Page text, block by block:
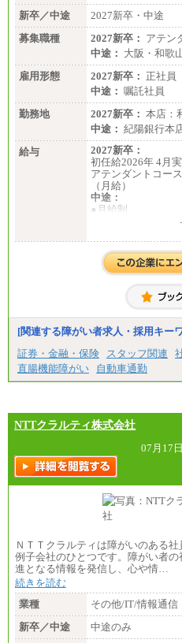
新卒／中途
2027新卒・中途
募集職種
2027新卒： アテン
中途： 大阪・和歌
雇用形態
2027新卒： 正社員
中途： 嘱託社員
勤務地
2027新卒： 本店：
中途： 紀陽銀行本
給与
2027新卒：
初任給2026年 4月
アテンダントコー
（月給）
中途：
●月給制
月給：185,000円
（163時間/月）
※勤務地、経験に
[関連する障がい者求人・採用キー
証券・金融・保険
スタッフ関連
直腸機能障がい
自動車通勤
NTTクラルティ株式会社
07月17
ＮＴＴクラルティは障がいのある
例子会社のひとつです。障がい者
進となる情報を発信し、心や情…
続きを読む
業種
その他/IT/情報通信
新卒／中途
中途のみ